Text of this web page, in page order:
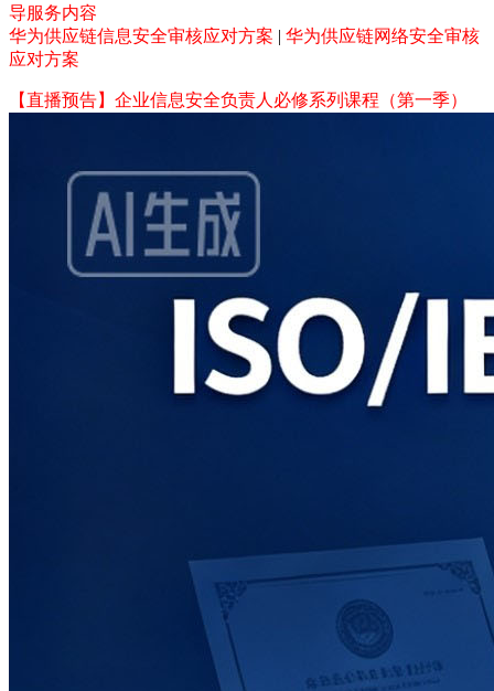
导服务内容
华为供应链信息安全审核应对方案 | 华为供应链网络安全审核
应对方案
【直播预告】企业信息安全负责人必修系列课程（第一季）